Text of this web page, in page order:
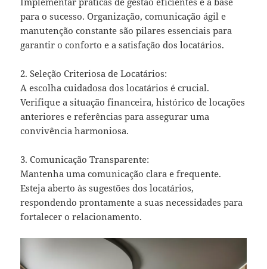
para o sucesso. Organização, comunicação ágil e
manutenção constante são pilares essenciais para
garantir o conforto e a satisfação dos locatários.
2. Seleção Criteriosa de Locatários:
A escolha cuidadosa dos locatários é crucial.
Verifique a situação financeira, histórico de locações
anteriores e referências para assegurar uma
convivência harmoniosa.
3. Comunicação Transparente:
Mantenha uma comunicação clara e frequente.
Esteja aberto às sugestões dos locatários,
respondendo prontamente a suas necessidades para
fortalecer o relacionamento.